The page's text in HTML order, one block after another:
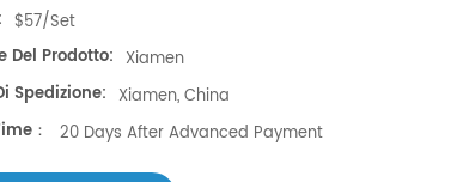
$57/set
Del Prodotto: Xiamen
Spedizione: Xiamen, China
：
20 Days After Advanced Payment